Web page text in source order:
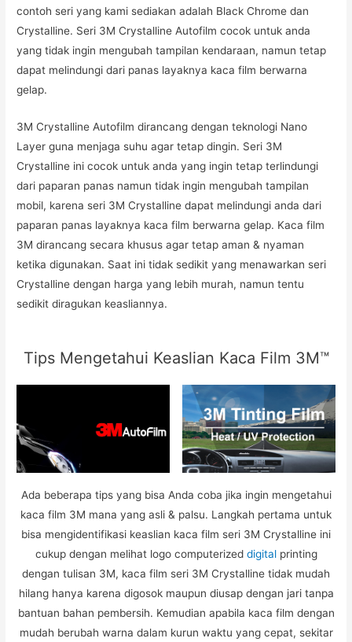
contoh seri yang kami sediakan adalah Black Chrome dan
Crystalline. Seri 3M Crystalline Autofilm cocok untuk anda
yang tidak ingin mengubah tampilan kendaraan, namun tetap
dapat melindungi dari panas layaknya kaca film berwarna
gelap.
3M Crystalline Autofilm dirancang dengan teknologi Nano
Layer guna menjaga suhu agar tetap dingin. Seri 3M
Crystalline ini cocok untuk anda yang ingin tetap terlindungi
dari paparan panas namun tidak ingin mengubah tampilan
mobil, karena seri 3M Crystalline dapat melindungi anda dari
paparan panas layaknya kaca film berwarna gelap. Kaca film
3M dirancang secara khusus agar tetap aman & nyaman
ketika digunakan. Saat ini tidak sedikit yang menawarkan seri
Crystalline dengan harga yang lebih murah, namun tentu
sedikit diragukan keasliannya.
Tips Mengetahui Keaslian Kaca Film 3M™
Ada beberapa tips yang bisa Anda coba jika ingin mengetahui
kaca film 3M mana yang asli & palsu. Langkah pertama untuk
bisa mengidentifikasi keaslian kaca film seri 3M Crystalline ini
cukup dengan melihat logo computerized digitalprinting
dengan tulisan 3M, kaca film seri 3M Crystalline tidak mudah
hilang hanya karena digosok maupun diusap dengan jari tanpa
bantuan bahan pembersih. Kemudian apabila kaca film dengan
mudah berubah warna dalam kurun waktu yang cepat, sekitar